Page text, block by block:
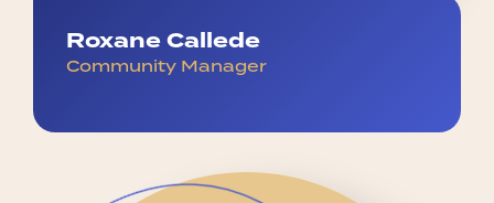
Roxane Callede
Community Manager